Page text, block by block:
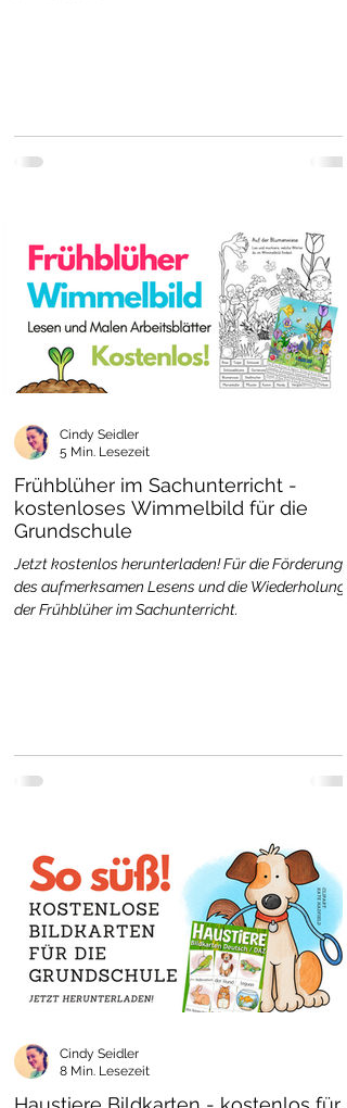
Frühblüher im Sachunterricht -
kostenloses Wimmelbild für die
Grundschule
Jetzt kostenlos herunterladen! Für die Förderung
des aufmerksamen Lesens und die Wiederholung
der Frühblüher im Sachunterricht.
Cindy Seidler
5 Min. Lesezeit
Cindy Seidler
8 Min. Lesezeit